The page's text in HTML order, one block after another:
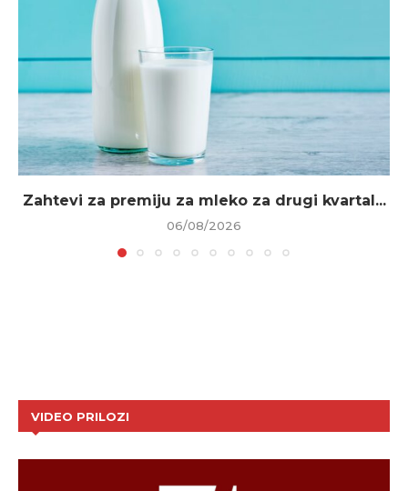
Zahtevi za premiju za mleko za drugi kvartal...
06/08/2026
VIDEO PRILOZI